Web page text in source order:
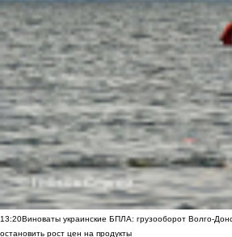
13:20Виноваты украинские БПЛА: грузооборот Волго-
остановить рост цен на продукты